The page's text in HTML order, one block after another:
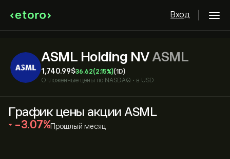
Вход
ASML Holding NVASML
1,740.99‎$‎36.62(2.15%)(1D)
Отложенные цены по NASDAQ • в USD
График цены акции ASML
‎-3.07‎ Прошлый месяц